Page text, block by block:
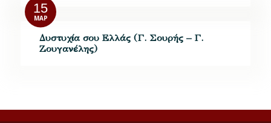
15
ΜΑΡ
Δυστυχία σου Ελλάς (Γ. Σουρής – Γ.
Ζουγανέλης)